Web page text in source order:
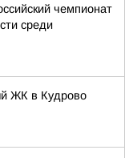
чемпионат
среди
ЖК в Кудрово